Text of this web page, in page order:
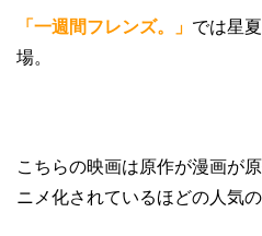
「一週間フレンズ。」 では星
場。
こちらの映画は原作が漫画が
ニメ化されているほどの人気の